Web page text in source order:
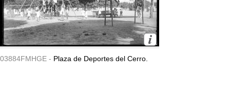
03884FMHGE - Plaza de Deportes del Cerro.